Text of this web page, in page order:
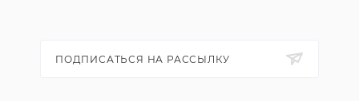
ПОДПИСАТЬСЯ НА РАССЫЛКУ